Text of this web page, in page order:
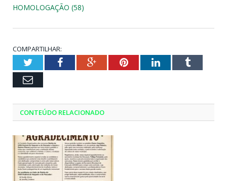
HOMOLOGAÇÃO (58)
COMPARTILHAR:
TwitterFacebookGoogle+PinterestLinkedInTumblr
Email
CONTEÚDO RELACIONADO